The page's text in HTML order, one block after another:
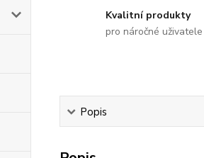
Kvalitní produkty
pro náročné uživatele
Popis